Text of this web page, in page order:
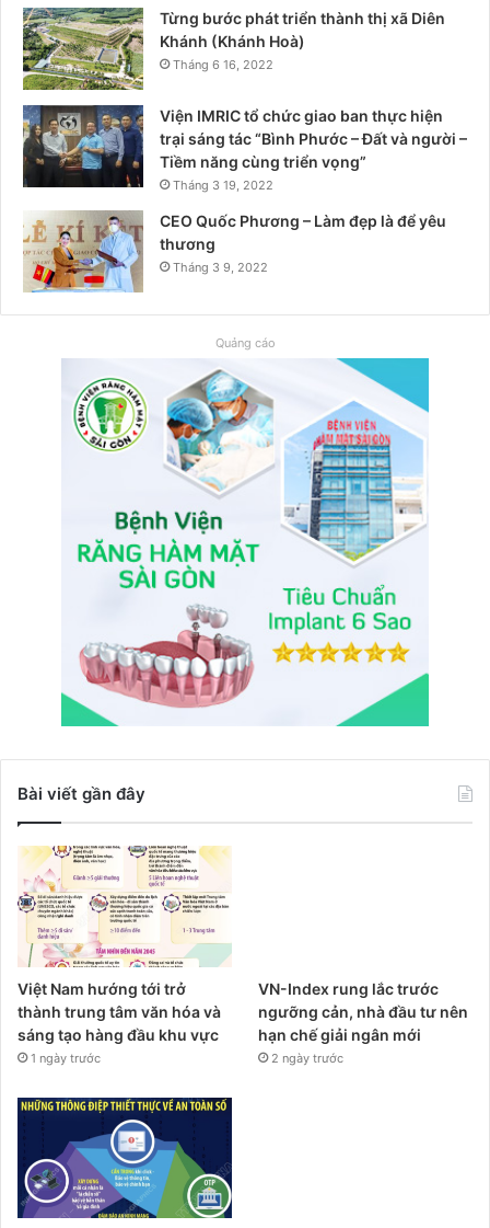
Từng bước phát triển thành thị xã Diên
Khánh (Khánh Hoà)
Tháng 6 16, 2022
Viện IMRIC tổ chức giao ban thực hiện
trại sáng tác “Bình Phước – Đất và người –
Tiềm năng cùng triển vọng”
Tháng 3 19, 2022
CEO Quốc Phương – Làm đẹp là để yêu
thương
Tháng 3 9, 2022
Quảng cáo
Bài viết gần đây
Việt Nam hướng tới trở
thành trung tâm văn hóa và
sáng tạo hàng đầu khu vực
1 ngày trước
VN-Index rung lắc trước
ngưỡng cản, nhà đầu tư nên
hạn chế giải ngân mới
2 ngày trước